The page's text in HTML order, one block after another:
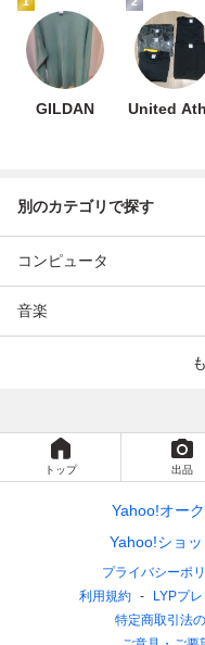
GILDAN United
別のカテゴリで探す
コンピュータ
音楽
トップ 出品
Yahoo!オー
Yahoo!ショ
プライバシーポ
利用規約
LYPプ
特定商取引法